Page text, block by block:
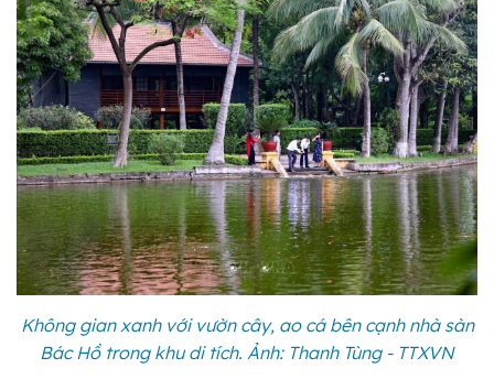
Không gian xanh với vườn cây, ao cá bên cạnh nhà sàn
Bác Hồ trong khu di tích. Ảnh: Thanh Tùng - TTXVN